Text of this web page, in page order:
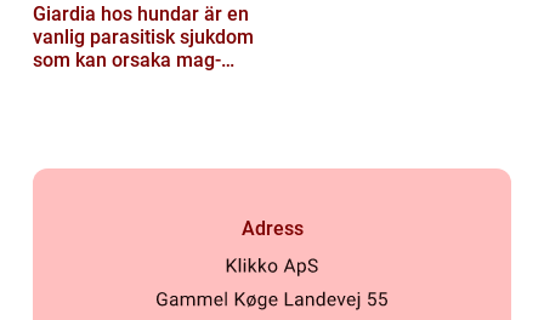
Giardia hos hundar är en
vanlig parasitisk sjukdom
som kan orsaka mag-
Adress